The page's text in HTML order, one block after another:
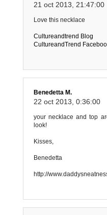
21 oct 2013, 21:47:00
Love this necklace
Cultureandtrend Blog
CultureandTrend
Benedetta M.
22 oct 2013, 0:36:00
your necklace and top
look!
Kisses,
Benedetta
http://